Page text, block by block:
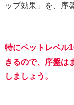
ップ効果」を、序
特にペットレベル
きるので、序盤は
しましょう。